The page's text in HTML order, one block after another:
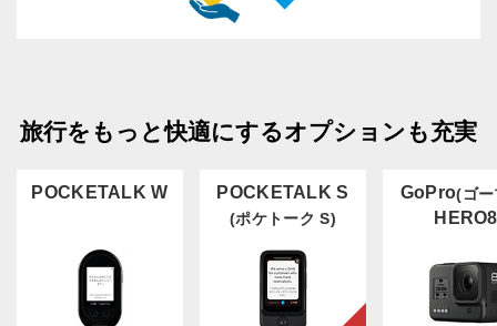
旅行をもっと快適にするオプションも充実
POCKETALK W POCKETALK S
(ポケトーク S)
GoPro(ゴ
HERO8